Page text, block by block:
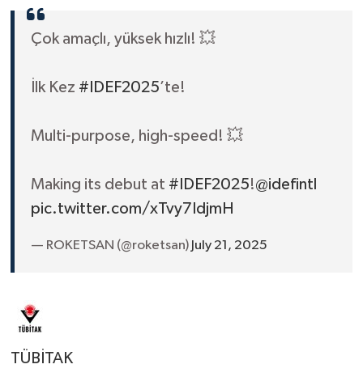
Çok amaçlı, yüksek hızlı! 💥
İlk Kez #IDEF2025’te!
Multi-purpose, high-speed! 💥
Making its debut at #IDEF2025!@idefintl
pic.twitter.com/xTvy7IdjmH
— ROKETSAN (@roketsan) July 21, 2025
TÜBİTAK